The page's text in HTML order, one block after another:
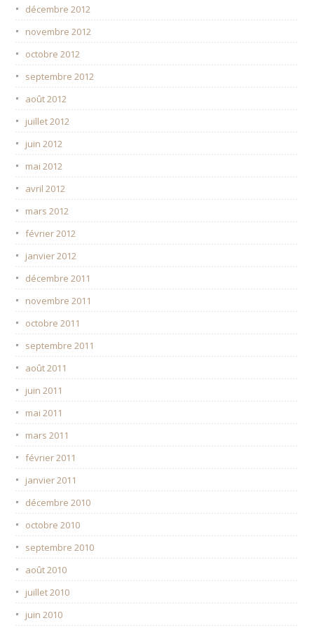
décembre 2012
novembre 2012
octobre 2012
septembre 2012
août 2012
juillet 2012
juin 2012
mai 2012
avril 2012
mars 2012
février 2012
janvier 2012
décembre 2011
novembre 2011
octobre 2011
septembre 2011
août 2011
juin 2011
mai 2011
mars 2011
février 2011
janvier 2011
décembre 2010
octobre 2010
septembre 2010
août 2010
juillet 2010
juin 2010